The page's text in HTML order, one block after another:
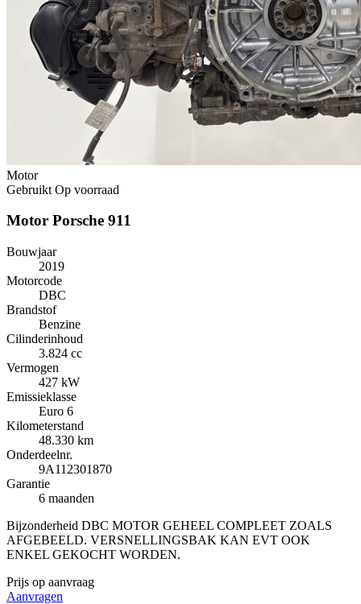
Motor
Gebruikt Op voorraad
Motor Porsche 911
Bouwjaar
2019
Motorcode
DBC
Brandstof
Benzine
Cilinderinhoud
3.824 cc
Vermogen
427 kW
Emissieklasse
Euro 6
Kilometerstand
48.330 km
Onderdeelnr.
9A112301870
Garantie
6 maanden
Bijzonderheid DBC MOTOR GEHEEL COMPLEET ZOALS
AFGEBEELD. VERSNELLINGSBAK KAN EVT OOK
ENKEL GEKOCHT WORDEN.
Prijs op aanvraag
Aanvragen